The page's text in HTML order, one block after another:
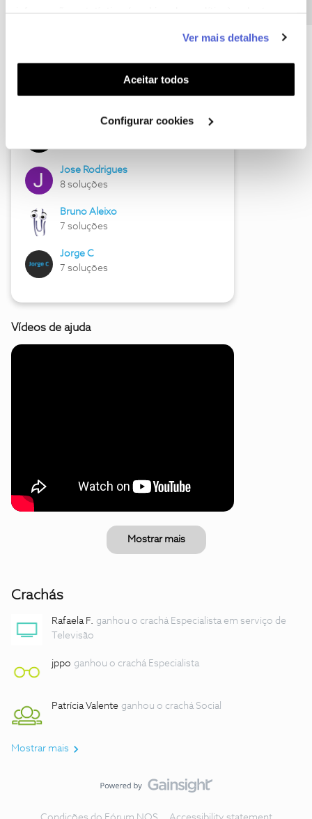
funcionalidades (cookies de personalização e
funcionalidade) e adaptar anúncios aos seus interesses
(cookies de publicidade personalizada). Pode gerir a
utilização dos cookies clicando em "Configurar
Ver mais detalhes
Aceitar todos
Configurar cookies
Hall of Fame de junho
Jose Rodrigues
8 soluções
Bruno Aleixo
7 soluções
Jorge C
7 soluções
Vídeos de ajuda
Mostrar mais
Crachás
Rafaela F. ganhou o crachá Especialista em serviço de
Televisão
jppo ganhou o crachá Especialista
Patrícia Valente ganhou o crachá Social
Mostrar mais